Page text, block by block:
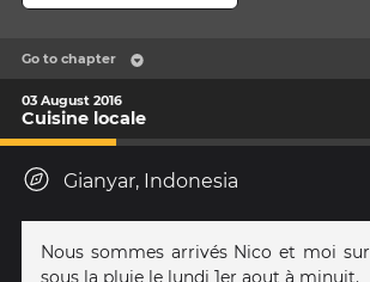
Go to chapter
03 August 2016
Cuisine locale
Gianyar, Indonesia
Nous sommes arrivés Nico et moi
sous la pluie le lundi 1er aout à minuit.